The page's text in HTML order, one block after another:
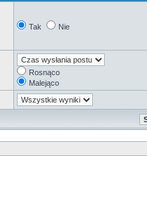
Tak Nie
Rosnąco
Malejąco